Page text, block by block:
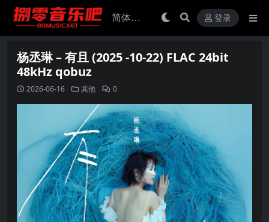
登录
杨丞琳 – 有且 (2025 -10-22) FLAC 24bit
48kHz qobuz
2026-06-16 其他 0